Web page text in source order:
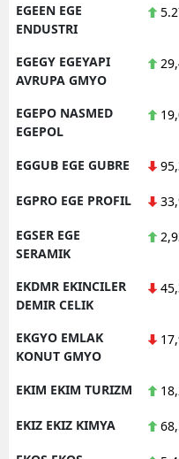
EGEEN EGE
ENDUSTRI
EGEGY EGEYAPI
AVRUPA GMYO
EGEPO NASMED
EGEPOL
EGGUB EGE GUBRE
EGPRO EGE PROFIL
EGSER EGE
SERAMIK
EKDMR EKINCILER
DEMIR CELIK
EKGYO EMLAK
KONUT GMYO
EKIM EKIM TURIZM
EKIZ EKIZ KIMYA